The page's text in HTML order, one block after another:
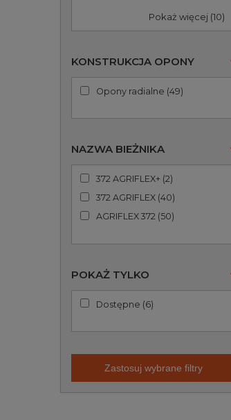
Pokaż więcej (10)
KONSTRUKCJA OPONY
Opony radialne (49)
NAZWA BIEŻNIKA
372 AGRIFLEX+ (2)
372 AGRIFLEX (40)
AGRIFLEX 372 (50)
POKAŻ TYLKO
Dostępne (6)
Zastosuj wybrane filtry